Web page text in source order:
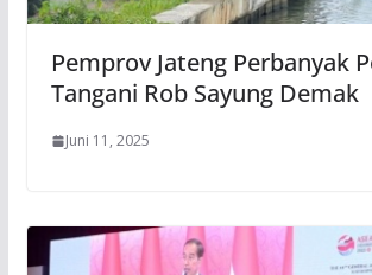
Pemprov Jateng Perbanyak
Tangani Rob Sayung Demak
Juni 11, 2025